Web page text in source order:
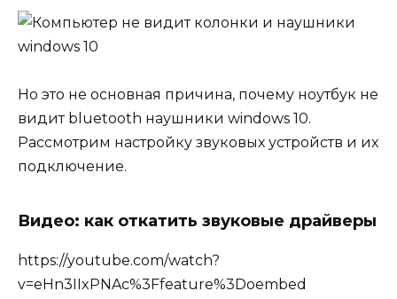
Но это не основная причина, почему ноутбук не
видит bluetooth наушники windows 10.
Рассмотрим настройку звуковых устройств и их
подключение.
Видео: как откатить звуковые драйверы
https://youtube.com/watch?
v=eHn3IIxPNAc%3Ffeature%3Doembed